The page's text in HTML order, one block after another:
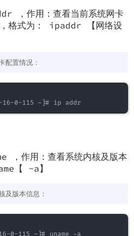
，作用：查看当前系统网卡
，格式为： ipaddr 【网络设
配置情况：
，作用：查看系统内核及版本
【 -a】
及版本信息：